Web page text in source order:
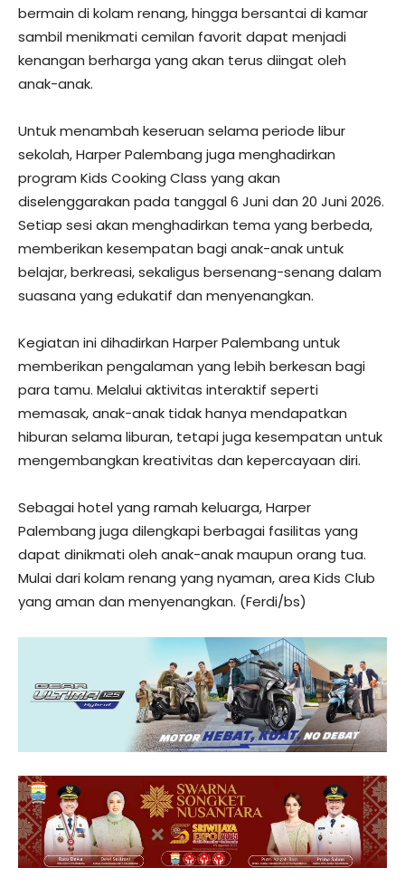
bermain di kolam renang, hingga bersantai di kamar
sambil menikmati cemilan favorit dapat menjadi
kenangan berharga yang akan terus diingat oleh
anak-anak.
Untuk menambah keseruan selama periode libur
sekolah, Harper Palembang juga menghadirkan
program Kids Cooking Class yang akan
diselenggarakan pada tanggal 6 Juni dan 20 Juni 2026.
Setiap sesi akan menghadirkan tema yang berbeda,
memberikan kesempatan bagi anak-anak untuk
belajar, berkreasi, sekaligus bersenang-senang dalam
suasana yang edukatif dan menyenangkan.
Kegiatan ini dihadirkan Harper Palembang untuk
memberikan pengalaman yang lebih berkesan bagi
para tamu. Melalui aktivitas interaktif seperti
memasak, anak-anak tidak hanya mendapatkan
hiburan selama liburan, tetapi juga kesempatan untuk
mengembangkan kreativitas dan kepercayaan diri.
Sebagai hotel yang ramah keluarga, Harper
Palembang juga dilengkapi berbagai fasilitas yang
dapat dinikmati oleh anak-anak maupun orang tua.
Mulai dari kolam renang yang nyaman, area Kids Club
yang aman dan menyenangkan. (Ferdi/bs)